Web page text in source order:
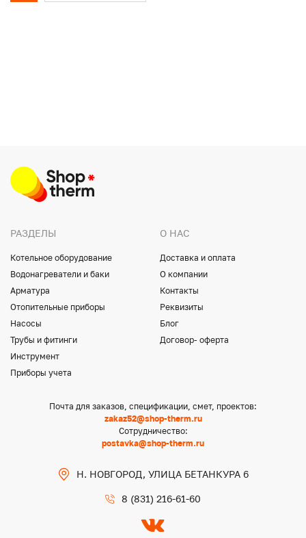
РАЗДЕЛЫ
Котельное оборудование
Водонагреватели и баки
Арматура
Отопительные приборы
Насосы
Трубы и фитинги
Инструмент
Приборы учета
О НАС
Доставка и оплата
О компании
Контакты
Реквизиты
Блог
Договор- оферта
Почта для заказов, спецификации, смет, проектов:
zakaz52@shop-therm.ru
Сотрудничество:
postavka@shop-therm.ru
Н. НОВГОРОД, УЛИЦА БЕТАНКУРА 6
8 (831) 216-61-60